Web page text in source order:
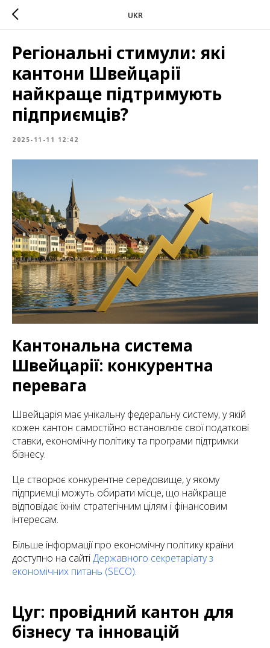
UKR
Регіональні стимули: які
кантони Швейцарії
найкраще підтримують
підприємців?
2025-11-11 12:42
Кантональна система
Швейцарії: конкурентна
перевага
Швейцарія має унікальну федеральну систему, у якій
кожен кантон самостійно встановлює свої податкові
ставки, економічну політику та програми підтримки
бізнесу.
Це створює конкурентне середовище, у якому
підприємці можуть обирати місце, що найкраще
відповідає їхнім стратегічним цілям і фінансовим
інтересам.
Більше інформації про економічну політику країни
доступно на сайтіДержавного секретаріату з
економічних питань (SECO).
Цуг: провідний кантон для
бізнесу та інновацій